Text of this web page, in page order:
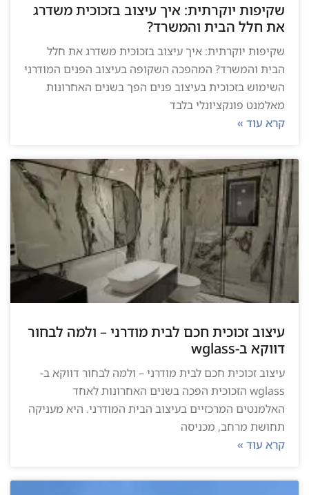
שקיפות יוקרתית: איך עיצוב בזכוכית משדרג
את חלל הבית והמשרד?
שקיפות יוקרתית: איך עיצוב בזכוכית משדרג את חלל
הבית והמשרד? המהפכה השקופה בעיצוב הפנים המודרני
השימוש בזכוכית בעיצוב פנים הפך בשנים האחרונות
מאלמנט פונקציונלי בלבד
קרא עוד »
עיצוב זכוכית חכם לבית מודרני – ולמה לבחור
דווקא ב-wglass
עיצוב זכוכית חכם לבית מודרני – ולמה לבחור דווקא ב-
wglass הזכוכית הפכה בשנים האחרונות לאחד
האלמנטים המרכזיים בעיצוב הבית המודרני. היא מעניקה
תחושת מרחב, מכניסה
קרא עוד »